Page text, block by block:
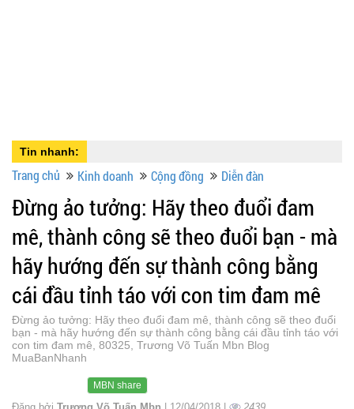
Tin nhanh:
Trang chủ Kinh doanh Cộng đồng Diễn đàn
Đừng ảo tưởng: Hãy theo đuổi đam
mê, thành công sẽ theo đuổi bạn - mà
hãy hướng đến sự thành công bằng
cái đầu tỉnh táo với con tim đam mê
Đừng ảo tưởng: Hãy theo đuổi đam mê, thành công sẽ theo đuổi
bạn - mà hãy hướng đến sự thành công bằng cái đầu tỉnh táo với
con tim đam mê, 80325, Trương Võ Tuấn Mbn Blog
MuaBanNhanh
MBN share